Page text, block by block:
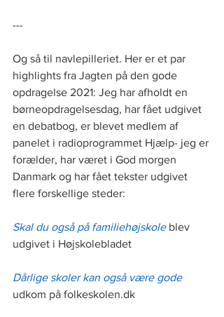
---
Og så til navlepilleriet. Her er et par
highlights fra Jagten på den gode
opdragelse 2021: Jeg har afholdt en
børneopdragelsesdag, har fået udgivet
en debatbog, er blevet medlem af
panelet i radioprogrammet Hjælp- jeg er
forælder, har været i God morgen
Danmark og har fået tekster udgivet
flere forskellige steder:
Skal du også på familiehøjskole blev
udgivet i Højskolebladet
Dårlige skoler kan også være gode
udkom på folkeskolen.dk